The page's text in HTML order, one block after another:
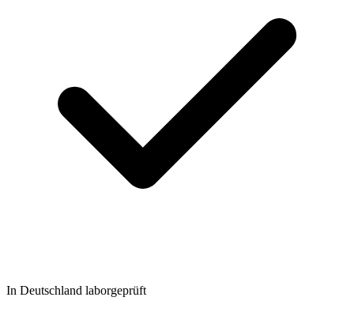
In Deutschland laborgeprüft